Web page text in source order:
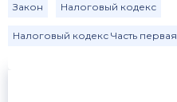
Закон Налоговый кодекс
Налоговый кодекс Часть первая